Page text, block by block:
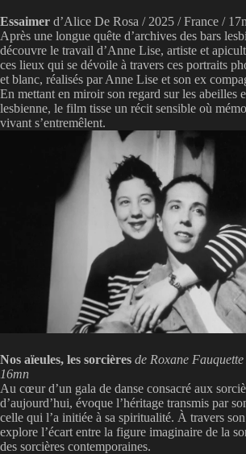
Essaimer d’Alice De Rosa / 2025 / France /
Après une longue quête d’archives des bars
découvre le travail d’Anne Lise, artiste et
ces lieux qui se dévoile à travers ces portraits
et blanc, réalisés par Anne Lise et son ex
En mettant en miroir son regard sur les abeilles
lesbienne, le film tisse un récit sensible où
vivant s’entremêlent.
Nos aïeules, les sorcières de Roxane
16mn
Au cœur d’un gala de danse consacré aux
d’aujourd’hui, évoque l’héritage transmis par
celle qui l’a initiée à sa spiritualité. À travers
explore l’écart entre la figure imaginaire de la
des sorcières contemporaines.